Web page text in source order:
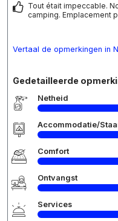
Tout était impeccable.
camping. Emplacement
Vertaal de opmerkingen in
Gedetailleerde
Netheid
Accommodatie/
Comfort
Ontvangst
Services